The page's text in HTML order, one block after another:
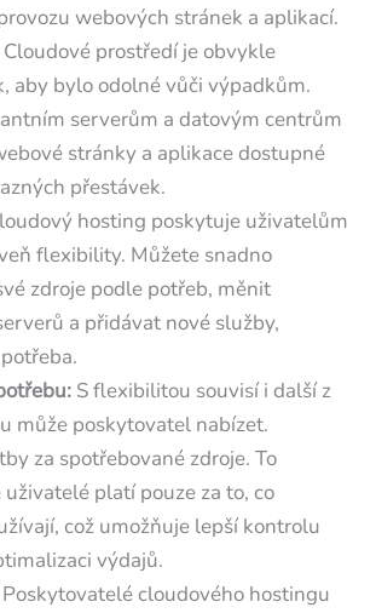
webových stránek a aplikací.
Cloudové prostředí je obvykle
aby bylo odolné vůči výpadkům.
serverům a datovým centrům
stránky a aplikace dostupné
přestávek.
hosting poskytuje uživatelům
flexibility. Můžete snadno
zdroje podle potřeb, měnit
a přidávat nové služby,
S flexibilitou souvisí i další z
může poskytovatel nabízet.
za spotřebované zdroje. To
uživatelé platí pouze za to, co
což umožňuje lepší kontrolu
výdajů.
Poskytovatelé cloudového hostingu